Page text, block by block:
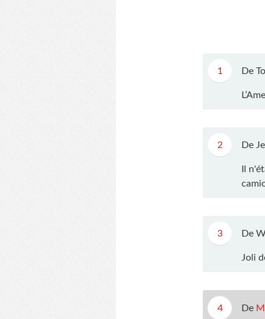
1 De
2 De
Il
3 De
Joli
4 De